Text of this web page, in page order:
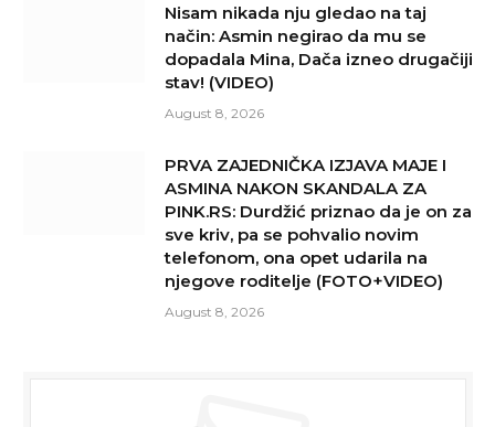
Nisam nikada nju gledao na taj
način: Asmin negirao da mu se
dopadala Mina, Dača izneo drugačiji
stav! (VIDEO)
August 8, 2026
PRVA ZAJEDNIČKA IZJAVA MAJE I
ASMINA NAKON SKANDALA ZA
PINK.RS: Durdžić priznao da je on za
sve kriv, pa se pohvalio novim
telefonom, ona opet udarila na
njegove roditelje (FOTO+VIDEO)
August 8, 2026